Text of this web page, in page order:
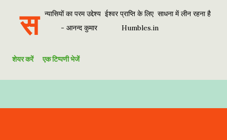
स
न्यासियों का परम उद्देश्य ईश्वर प्राप्ति के लिए साधना में लीन रहना है
- आनन्द कुमार Humbles.in
शेयर करें एक टिप्पणी भेजें